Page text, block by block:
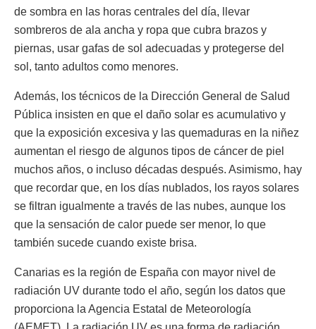
de sombra en las horas centrales del día, llevar
sombreros de ala ancha y ropa que cubra brazos y
piernas, usar gafas de sol adecuadas y protegerse del
sol, tanto adultos como menores.
Además, los técnicos de la Dirección General de Salud
Pública insisten en que el daño solar es acumulativo y
que la exposición excesiva y las quemaduras en la niñez
aumentan el riesgo de algunos tipos de cáncer de piel
muchos años, o incluso décadas después. Asimismo, hay
que recordar que, en los días nublados, los rayos solares
se filtran igualmente a través de las nubes, aunque los
que la sensación de calor puede ser menor, lo que
también sucede cuando existe brisa.
Canarias es la región de España con mayor nivel de
radiación UV durante todo el año, según los datos que
proporciona la Agencia Estatal de Meteorología